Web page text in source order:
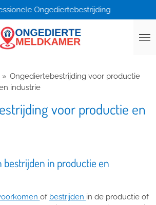
Ongediertebestrijding
» Ongediertebestrijding voor productie
industrie
voor productie en
bestrijden in productie en
of bestrijden in de productie of